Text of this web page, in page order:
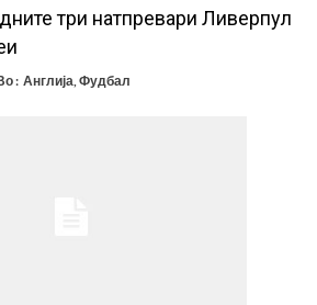
три натпревари Ливерпул
: Англија,Фудбал